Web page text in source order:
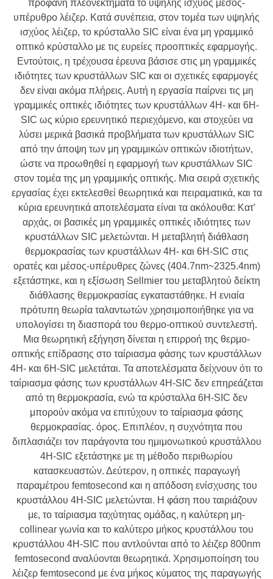
προφανή πλεονεκτήματα το υψηλής ισχύος μέσος-
υπέρυθρο λέιζερ. Κατά συνέπεια, στον τομέα των υψηλής
ισχύος λέιζερ, το κρύσταλλο SIC είναι ένα μη γραμμικό
οπτικό κρύσταλλο με τις ευρείες προοπτικές εφαρμογής.
Εντούτοις, η τρέχουσα έρευνα βάσισε στις μη γραμμικές
ιδιότητες των κρυστάλλων SIC και οι σχετικές εφαρμογές
δεν είναι ακόμα πλήρεις. Αυτή η εργασία παίρνει τις μη
γραμμικές οπτικές ιδιότητες των κρυστάλλων 4H- και 6H-
SIC ως κύριο ερευνητικό περιεχόμενο, και στοχεύει να
λύσει μερικά βασικά προβλήματα των κρυστάλλων SIC
από την άποψη των μη γραμμικών οπτικών ιδιοτήτων,
ώστε να προωθηθεί η εφαρμογή των κρυστάλλων SIC
στον τομέα της μη γραμμικής οπτικής. Μια σειρά σχετικής
εργασίας έχει εκτελεσθεί θεωρητικά και πειραματικά, και τα
κύρια ερευνητικά αποτελέσματα είναι τα ακόλουθα: Κατ'
αρχάς, οι βασικές μη γραμμικές οπτικές ιδιότητες των
κρυστάλλων SIC μελετώνται. Η μεταβλητή διάθλαση
θερμοκρασίας των κρυστάλλων 4H- και 6H-SIC στις
ορατές και μέσος-υπέρυθρες ζώνες (404.7nm~2325.4nm)
εξετάστηκε, και η εξίσωση Sellmier του μεταβλητού δείκτη
διάθλασης θερμοκρασίας εγκαταστάθηκε. Η ενιαία
πρότυπη θεωρία ταλαντωτών χρησιμοποιήθηκε για να
υπολογίσει τη διασπορά του θερμο-οπτικού συντελεστή.
Μια θεωρητική εξήγηση δίνεται η επιρροή της θερμο-
οπτικής επίδρασης στο ταίριασμα φάσης των κρυστάλλων
4H- και 6H-SIC μελετάται. Τα αποτελέσματα δείχνουν ότι το
ταίριασμα φάσης των κρυστάλλων 4H-SIC δεν επηρεάζεται
από τη θερμοκρασία, ενώ τα κρύσταλλα 6H-SIC δεν
μπορούν ακόμα να επιτύχουν το ταίριασμα φάσης
θερμοκρασίας. όρος. Επιπλέον, η συχνότητα που
διπλασιάζει τον παράγοντα του ημιμονωτικού κρυστάλλου
4H-SIC εξετάστηκε με τη μέθοδο περιθωρίου
κατασκευαστών. Δεύτερον, η οπτικές παραγωγή
παραμέτρου femtosecond και η απόδοση ενίσχυσης του
κρυστάλλου 4H-SIC μελετώνται. Η φάση που ταιριάζουν
με, το ταίριασμα ταχύτητας ομάδας, η καλύτερη μη-
collinear γωνία και το καλύτερο μήκος κρυστάλλου του
κρυστάλλου 4H-SIC που αντλούνται από το λέιζερ 800nm
femtosecond αναλύονται θεωρητικά. Χρησιμοποίηση του
λέιζερ femtosecond με ένα μήκος κύματος της παραγωγής